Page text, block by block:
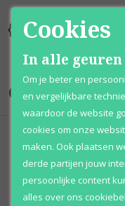
Kortingen
tot wel 70%
Onze merken
Cookies
In alle
Om je beter en
en vergelijkbare
waardoor de website
cookies om onze
maken. Ook plaatsen
derde partijen jouw
persoonlijke content
alles over ons